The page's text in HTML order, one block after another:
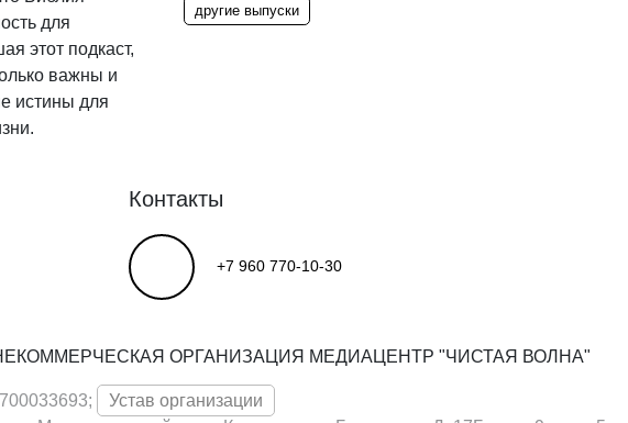
для
этот подкаст,
важны и
истины для
другие выпуски
Контакты
+7 960 770-10-30
ОРГАНИЗАЦИЯ МЕДИАЦЕНТР "ЧИСТАЯ ВОЛНА"
Устав организации